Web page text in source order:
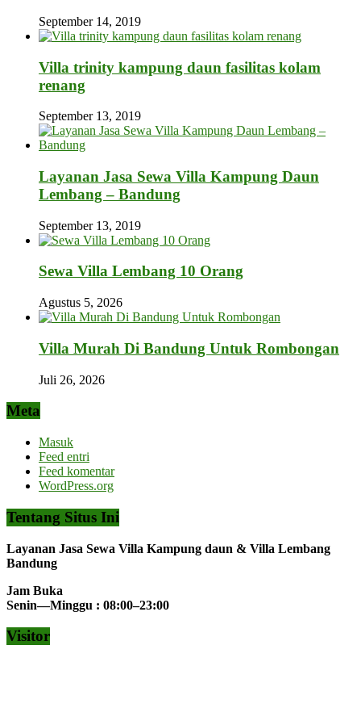
September 14, 2019
Villa trinity kampung daun fasilitas kolam
renang
September 13, 2019
Layanan Jasa Sewa Villa Kampung Daun
Lembang – Bandung
September 13, 2019
Sewa Villa Lembang 10 Orang
Agustus 5, 2026
Villa Murah Di Bandung Untuk Rombongan
Juli 26, 2026
Meta
Masuk
Feed entri
Feed komentar
WordPress.org
Tentang Situs Ini
Layanan Jasa Sewa Villa Kampung daun & Villa Lembang
Bandung
Jam Buka
Senin—Minggu : 08:00–23:00
Visitor